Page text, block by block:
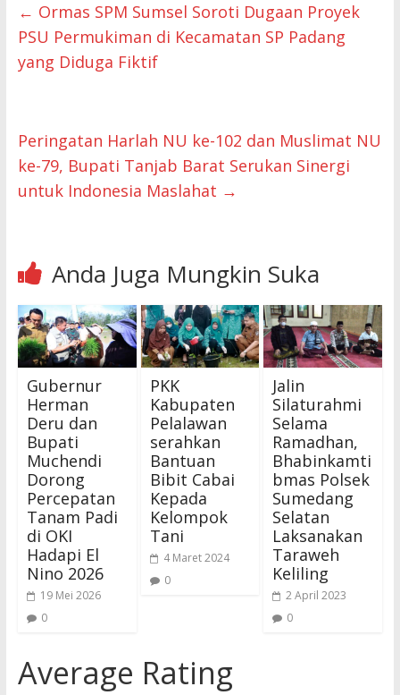
← Ormas SPM Sumsel Soroti Dugaan Proyek
PSU Permukiman di Kecamatan SP Padang
yang Diduga Fiktif
Peringatan Harlah NU ke-102 dan Muslimat NU
ke-79, Bupati Tanjab Barat Serukan Sinergi
untuk Indonesia Maslahat →
Anda Juga Mungkin Suka
Gubernur
Herman
Deru dan
Bupati
Muchendi
Dorong
Percepatan
Tanam Padi
di OKI
Hadapi El
Nino 2026
19 Mei 2026
0
PKK
Kabupaten
Pelalawan
serahkan
Bantuan
Bibit Cabai
Kepada
Kelompok
Tani
4 Maret 2024
0
Jalin
Silaturahmi
Selama
Ramadhan,
Bhabinkamti
bmas Polsek
Sumedang
Selatan
Laksanakan
Taraweh
Keliling
2 April 2023
0
Average Rating